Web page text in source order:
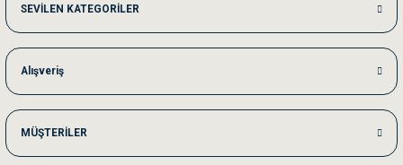
Ka***** Ar******
Ufak bir sorun harici sorun olmadı sağolsunlar onuda hemen çözdüler
SEVİLEN KATEGORİLER
Alışveriş
MÜŞTERİLER